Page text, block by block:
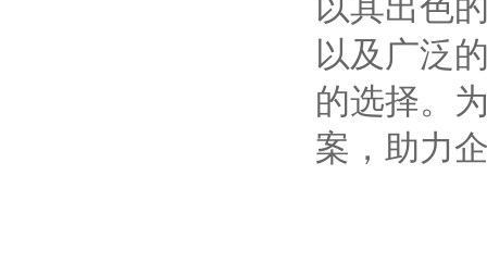
以及广泛
的选择。
案，助力